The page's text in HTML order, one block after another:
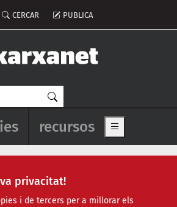
privacitat!
i de tercers per a millorar els
del compte d'usuari
CERCAR PUBLICA
principal de
recursos Show main